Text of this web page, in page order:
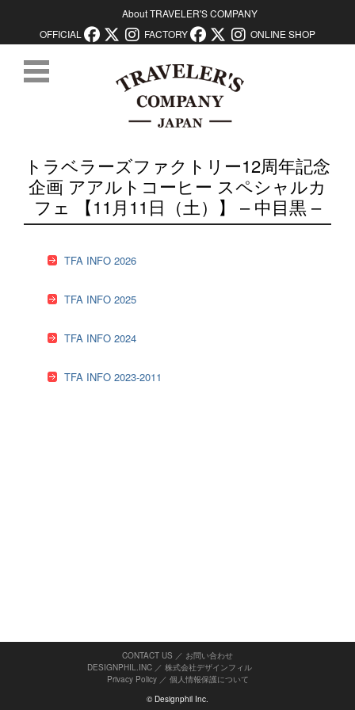
About TRAVELER'S COMPANY
OFFICIAL
FACTORY ONLINE SHOP
トラベラーズファクトリー12周年記念
企画 アアルトコーヒー スペシャルカ
フェ 【11月11日（土）】 – 中目黒 –
TFA INFO 2026
TFA INFO 2025
TFA INFO 2024
TFA INFO 2023-2011
CONTACT US ／ お問い合わせ
DESIGNPHIL.INC ／ 株式会社デザインフィル
Privacy Policy／ 個人情報保護について
© Designphil Inc.